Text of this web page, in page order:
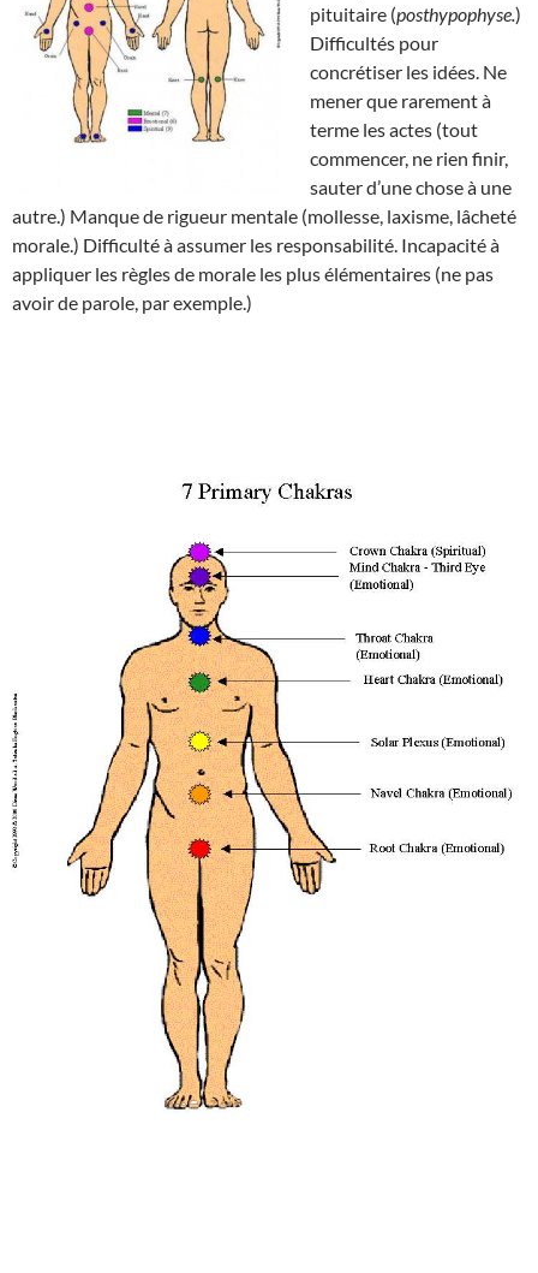
pituitaire (posthypophyse.)
Difficultés pour
concrétiser les idées. Ne
mener que rarement à
terme les actes (tout
commencer, ne rien finir,
sauter d’une chose à une
autre.) Manque de rigueur mentale (mollesse, laxisme, lâcheté
morale.) Difficulté à assumer les responsabilité. Incapacité à
appliquer les règles de morale les plus élémentaires (ne pas
avoir de parole, par exemple.)